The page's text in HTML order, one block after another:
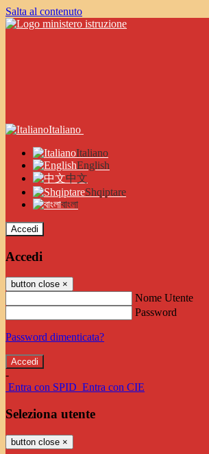
Salta al contenuto
Italiano
Italiano
English
中文
Shqiptare
বাংলা
Accedi
Accedi
button close ×
Nome Utente
Password
Password dimenticata?
-
Entra con SPID Entra con CIE
Seleziona utente
button close ×